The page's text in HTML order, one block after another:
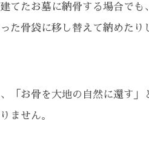
てたお墓に納骨する場合で
た骨袋に移し替えて納めたり
「お骨を大地の自然に還す
ません。